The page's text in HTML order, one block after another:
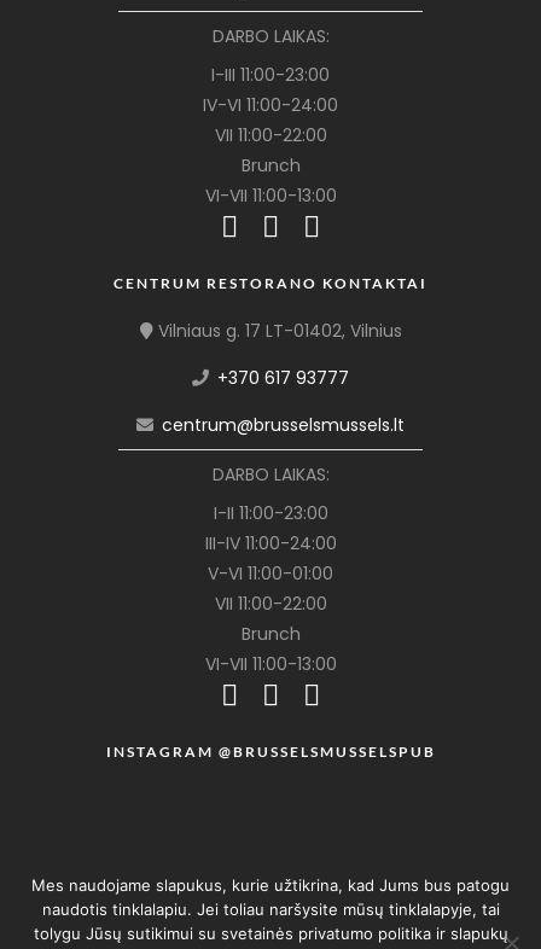
DARBO LAIKAS:
I-III 11:00-23:00
IV-VI 11:00-24:00
VII 11:00-22:00
Brunch
VI-VII 11:00-13:00
CENTRUM RESTORANO KONTAKTAI
Vilniaus g. 17 LT-01402, Vilnius
+370 617 93777
centrum@brusselsmussels.lt
DARBO LAIKAS:
I-II 11:00-23:00
III-IV 11:00-24:00
V-VI 11:00-01:00
VII 11:00-22:00
Brunch
VI-VII 11:00-13:00
INSTAGRAM @BRUSSELSMUSSELSPUB
Mes naudojame slapukus, kurie užtikrina, kad Jums bus patogu
naudotis tinklalapiu. Jei toliau naršysite mūsų tinklalapyje, tai
tolygu Jūsų sutikimui su svetainės privatumo politika ir slapukų